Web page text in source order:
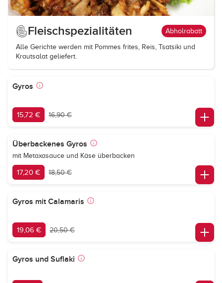
Fleischspezialitäten Abholrabatt
Alle Gerichte werden mit Pommes frites, Reis, Tsatsiki und
Krautsalat geliefert.
Gyros
15,72 € 16,90 €
Überbackenes Gyros
mit Metaxasauce und Käse überbacken
17,20 € 18,50 €
Gyros mit Calamaris
19,06 € 20,50 €
Gyros und Suflaki